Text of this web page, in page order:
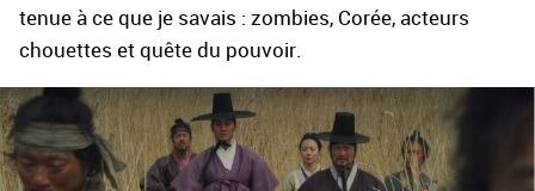
tenue à ce que je savais : zombies, Corée, acteurs
chouettes et quête du pouvoir.